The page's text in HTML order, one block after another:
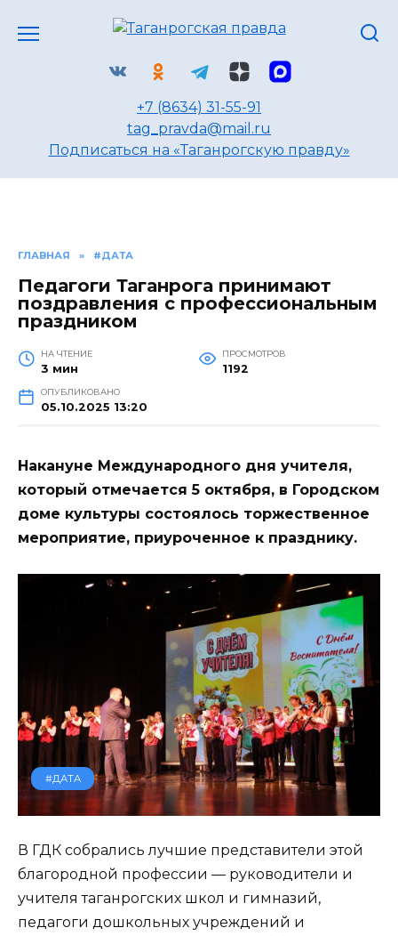
+7 (8634) 31-55-91
tag_pravda@mail.ru
Подписаться на «Таганрогскую правду»
ГЛАВНАЯ » #ДАТА
Педагоги Таганрога принимают
поздравления с профессиональным
праздником
НА ЧТЕНИЕ
3 мин
ПРОСМОТРОВ
1192
ОПУБЛИКОВАНО
05.10.2025 13:20
Накануне Международного дня учителя,
который отмечается 5 октября, в Городском
доме культуры состоялось торжественное
мероприятие, приуроченное к празднику.
#ДАТА
В ГДК собрались лучшие представители этой
благородной профессии — руководители и
учителя таганрогских школ и гимназий,
педагоги дошкольных учреждений и